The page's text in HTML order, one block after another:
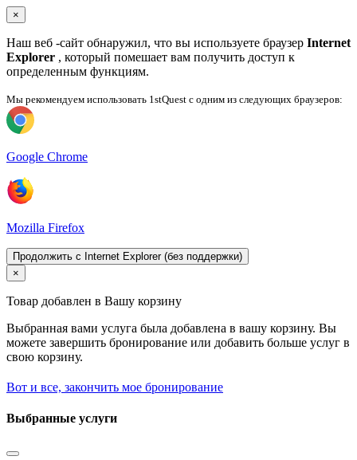
×
Наш веб -сайт обнаружил, что вы используете браузер Internet
Explorer , который помешает вам получить доступ к
определенным функциям.
Мы рекомендуем использовать 1stQuest с одним из следующих браузеров:
Google Chrome
Mozilla Firefox
Продолжить с Internet Explorer (без поддержки)
×
Товар добавлен в Вашу корзину
Выбранная вами услуга была добавлена ​​в вашу корзину. Вы
можете завершить бронирование или добавить больше услуг в
свою корзину.
Вот и все, закончить мое бронирование
Выбранные услуги